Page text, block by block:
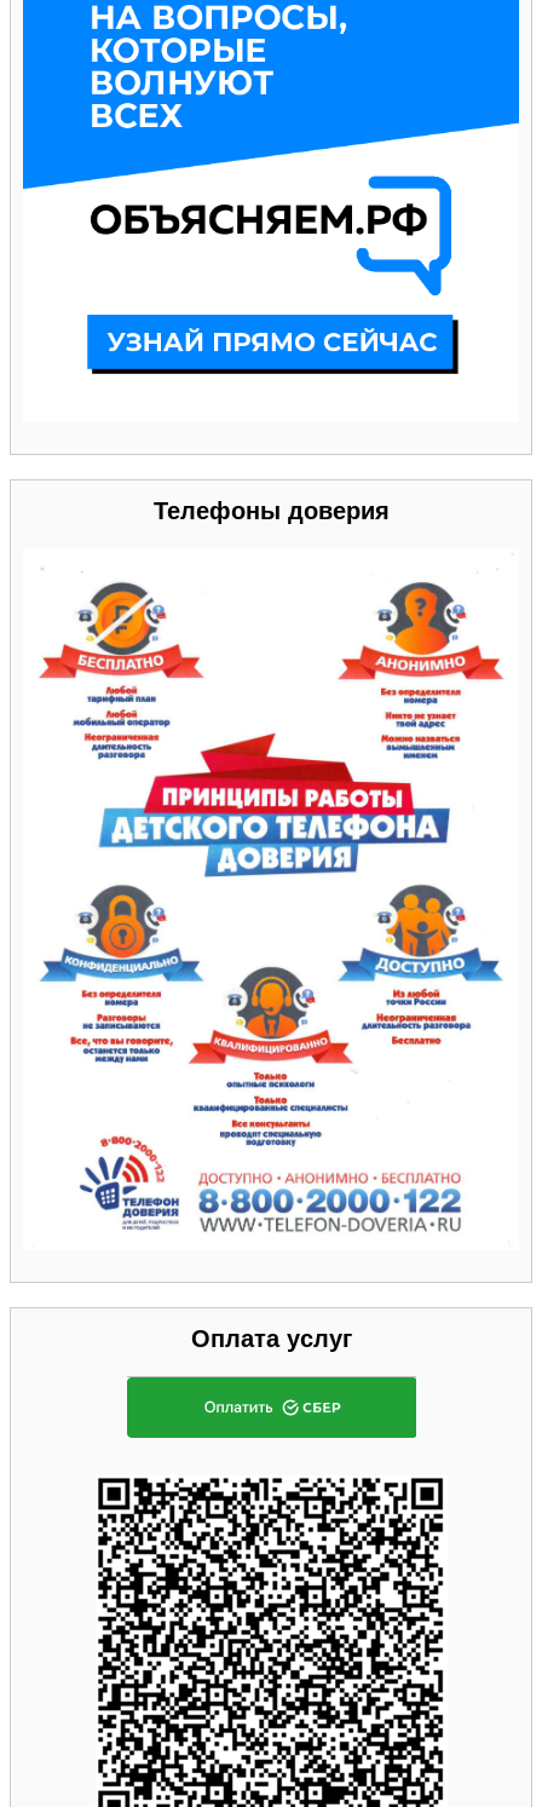
Телефоны доверия
Оплата услуг